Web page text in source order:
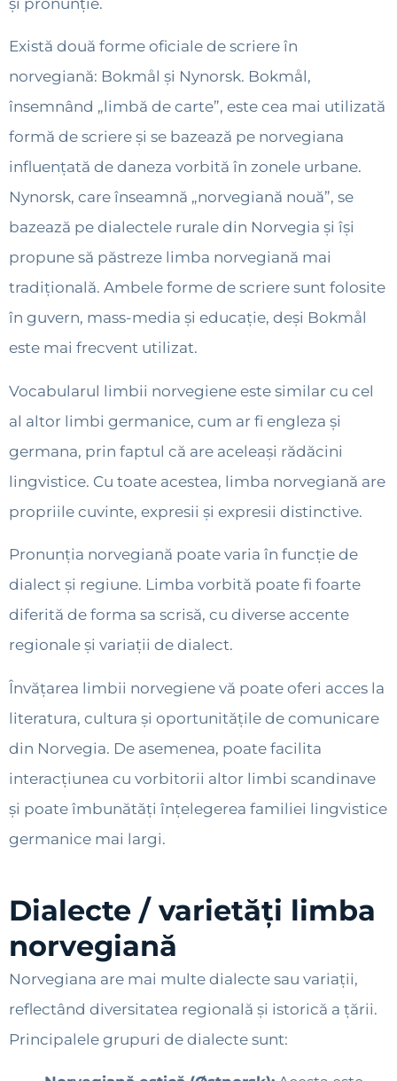
Există două forme oficiale de scriere în
norvegiană: Bokmål și Nynorsk. Bokmål,
însemnând „limbă de carte”, este cea mai utilizată
formă de scriere și se bazează pe norvegiana
influențată de daneza vorbită în zonele urbane.
Nynorsk, care înseamnă „norvegiană nouă”, se
bazează pe dialectele rurale din Norvegia și își
propune să păstreze limba norvegiană mai
tradițională. Ambele forme de scriere sunt folosite
în guvern, mass-media și educație, deși Bokmål
este mai frecvent utilizat.
Vocabularul limbii norvegiene este similar cu cel
al altor limbi germanice, cum ar fi engleza și
germana, prin faptul că are aceleași rădăcini
lingvistice. Cu toate acestea, limba norvegiană are
propriile cuvinte, expresii și expresii distinctive.
Pronunția norvegiană poate varia în funcție de
dialect și regiune. Limba vorbită poate fi foarte
diferită de forma sa scrisă, cu diverse accente
regionale și variații de dialect.
Învățarea limbii norvegiene vă poate oferi acces la
literatura, cultura și oportunitățile de comunicare
din Norvegia. De asemenea, poate facilita
interacțiunea cu vorbitorii altor limbi scandinave
și poate îmbunătăți înțelegerea familiei lingvistice
germanice mai largi.
Dialecte / varietăți limba
norvegiană
Norvegiana are mai multe dialecte sau variații,
reflectând diversitatea regională și istorică a țării.
Principalele grupuri de dialecte sunt: